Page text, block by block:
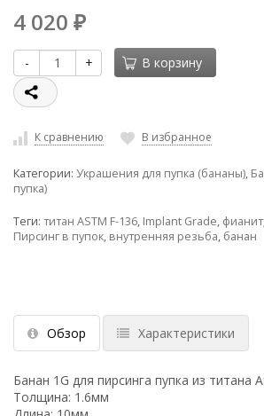
4 020 ₽
- + В корзину
К сравнению В избранное
Категории: Украшения для пупка (бананы),
пупка)
Теги: титан ASTM F-136, Implant Grade, фианит
Пирсинг в пупок, внутренняя резьба, банан
Обзор Характеристики
Банан 1G для пирсинга пупка из титана
Толщина: 1.6мм